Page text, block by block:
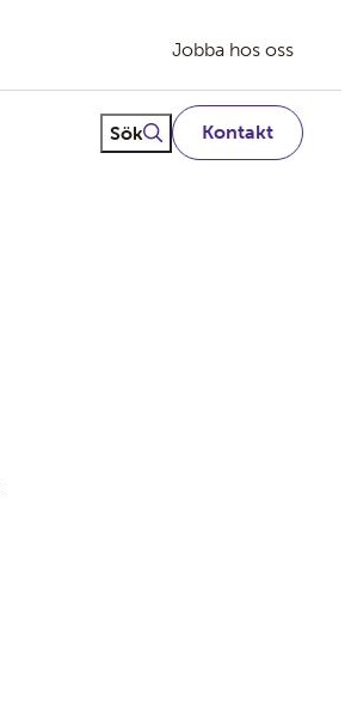
Jobba hos oss
Sök
Fritextsök Kontakt